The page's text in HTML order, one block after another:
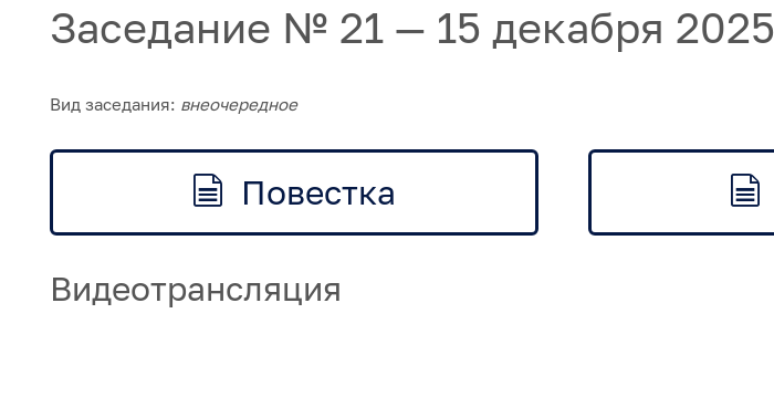
Заседание № 21 — 15 декабря 2025
Вид заседания: внеочередное
Повестка
Видеотрансляция